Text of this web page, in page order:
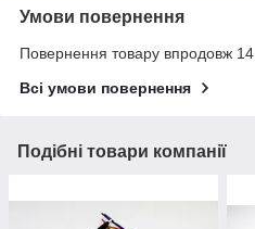
Умови повернення
Повернення товару впродовж 14
Всі умови повернення
Подібні товари компанії